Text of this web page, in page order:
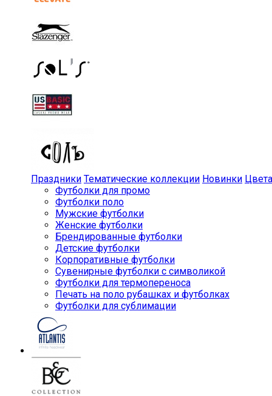
Праздники Тематические коллекции Новинки Цвета
Футболки для промо
Футболки поло
Мужские футболки
Женские футболки
Брендированные футболки
Детские футболки
Корпоративные футболки
Сувенирные футболки с символикой
Футболки для термопереноса
Печать на поло рубашках и футболках
Футболки для сублимации